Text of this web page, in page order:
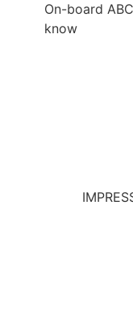
On-board
know